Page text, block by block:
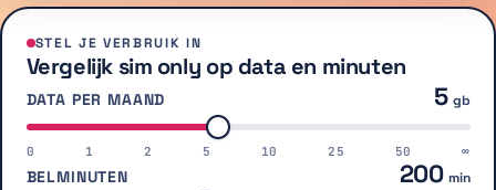
STEL JE VERBRUIK IN
Vergelijk sim only op data en minuten
DATA PER MAAND 5 gb
0 1 2 5 10 25 50 ∞
BELMINUTEN 200 min